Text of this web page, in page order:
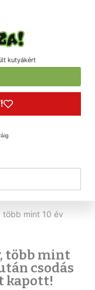
kutyákért
több mint 10 év
több mint
csodás
kapott!